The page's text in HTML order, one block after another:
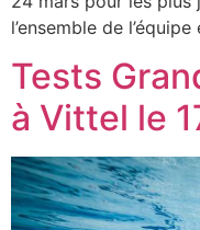
l’ensemble de
Tests
à Vittel le